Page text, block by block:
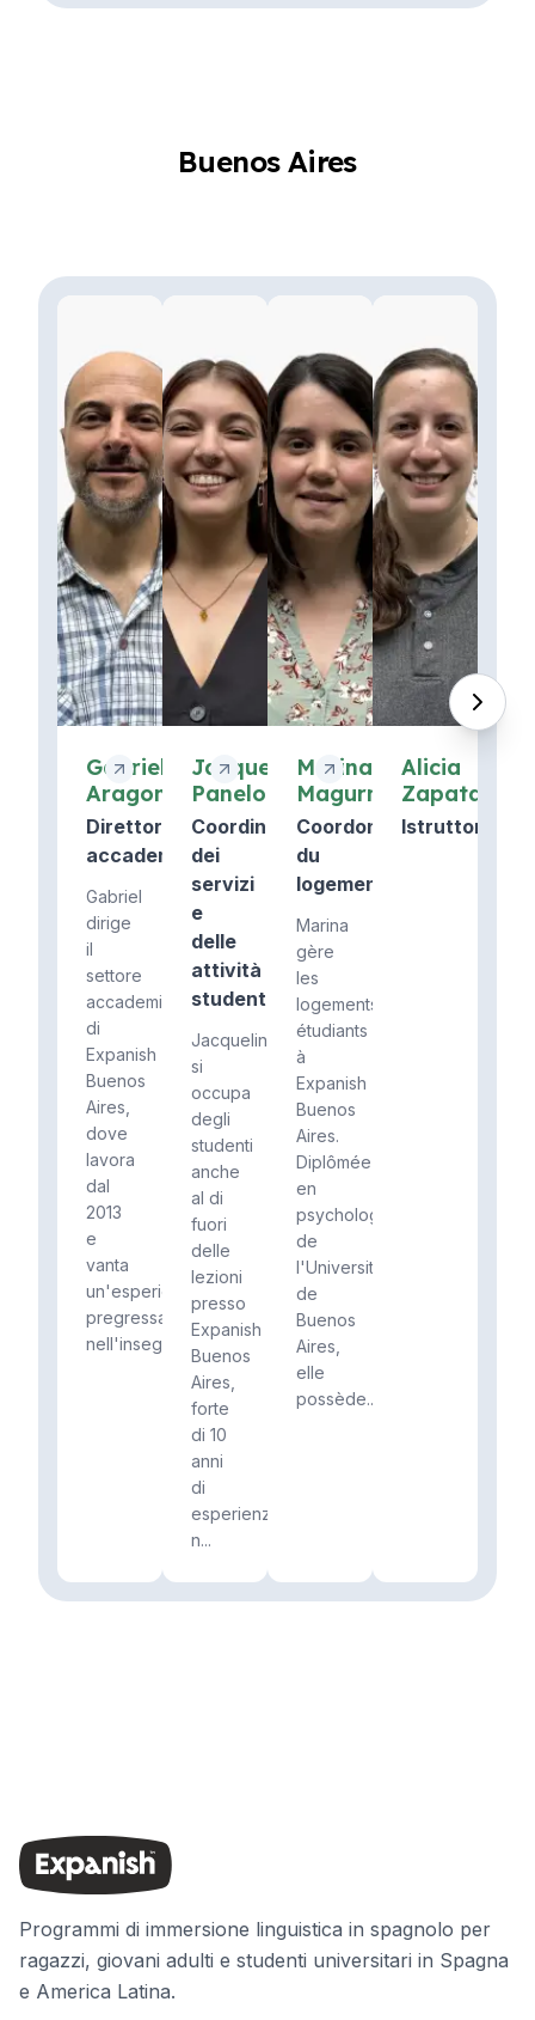
Buenos Aires
Gabriel
Aragona
Direttore
accademico
Gabriel
dirige
il
settore
accademico
di
Expanish
Buenos
Aires,
dove
lavora
dal
2013
e
vanta
un'esperienza
pregressa
nell'insegname...
Jacqueline
Panelo
Coordinatore
dei
servizi
e
delle
attività
studentesche
Jacqueline
si
occupa
degli
studenti
anche
al di
fuori
delle
lezioni
presso
Expanish
Buenos
Aires,
forte
di 10
anni
di
esperienza
n...
Marina
Magurno
Coordonnateur
du
logement
Marina
gère
les
logements
étudiants
à
Expanish
Buenos
Aires.
Diplômée
en
psychologie
de
l'Université
de
Buenos
Aires,
elle
possède...
Alicia
Zapata
Istruttore
Programmi di immersione linguistica in spagnolo per
ragazzi, giovani adulti e studenti universitari in Spagna
e America Latina.